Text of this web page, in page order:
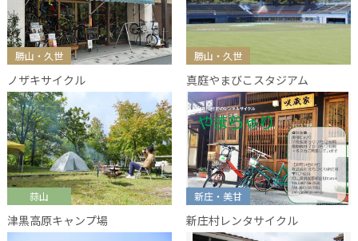
勝山・久世
ノザキサイクル
勝山・久世
真庭やまびこスタジアム
蒜山
津黒高原キャンプ場
新庄・美甘
新庄村レンタサイクル